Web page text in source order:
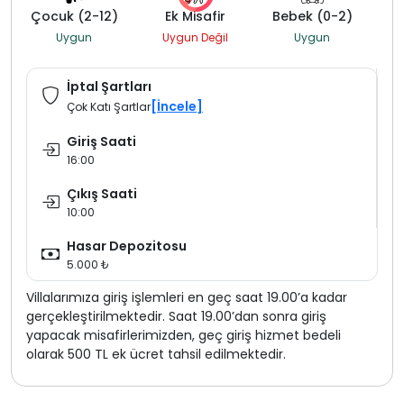
Çocuk (2-12)
Uygun
Ek Misafir
Uygun Değil
Bebek (0-2)
Uygun
İptal Şartları
Çok Katı Şartlar [İncele]
Giriş Saati
16:00
Çıkış Saati
10:00
Hasar Depozitosu
5.000 ₺
Villalarımıza giriş işlemleri en geç saat 19.00’a kadar
gerçekleştirilmektedir. Saat 19.00’dan sonra giriş
yapacak misafirlerimizden, geç giriş hizmet bedeli
olarak 500 TL ek ücret tahsil edilmektedir.